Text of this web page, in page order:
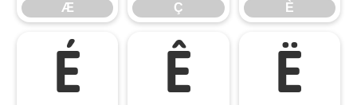
Æ Ç È
É Ê Ë